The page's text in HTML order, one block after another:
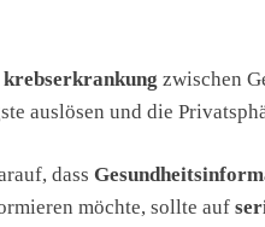
krebserkrankung zwischen
auslösen und die
dass
möchte, sollte auf